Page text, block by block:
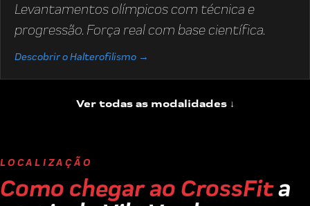
Levantamentos olímpicos com técnica e
progressão. Força real com base científica.
Descobrir o Halterofilismo →
Ver todas as modalidades ↓
LOCALIZAÇÃO
Como chegar ao CrossFita